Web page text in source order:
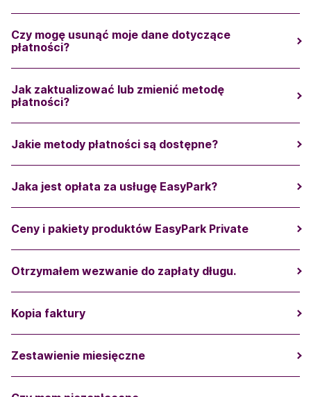
Czy mogę usunąć moje dane dotyczące
płatności?
Jak zaktualizować lub zmienić metodę
płatności?
Jakie metody płatności są dostępne?
Jaka jest opłata za usługę EasyPark?
Ceny i pakiety produktów EasyPark Private
Otrzymałem wezwanie do zapłaty długu.
Kopia faktury
Zestawienie miesięczne